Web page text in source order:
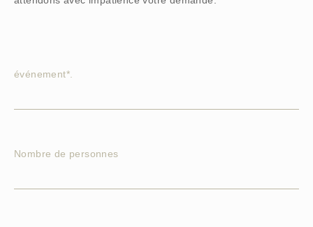
événement*.
Nombre de personnes